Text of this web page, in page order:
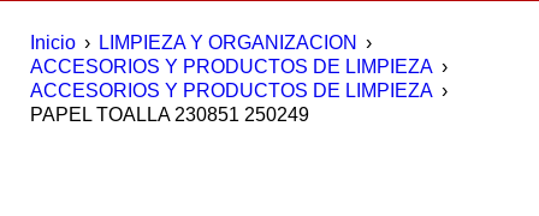
Inicio › LIMPIEZA Y ORGANIZACION ›
ACCESORIOS Y PRODUCTOS DE LIMPIEZA ›
ACCESORIOS Y PRODUCTOS DE LIMPIEZA ›
PAPEL TOALLA 230851 250249